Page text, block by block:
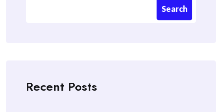
Search
Recent Posts